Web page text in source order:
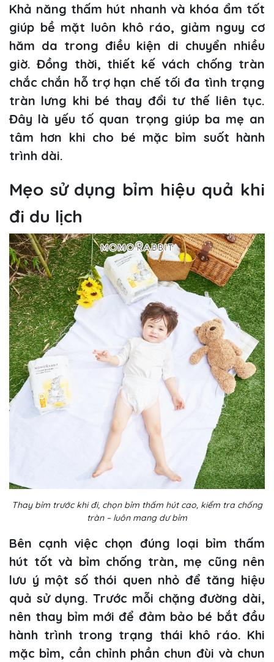
Khả năng thấm hút nhanh và khóa ẩm tốt
giúp bề mặt luôn khô ráo, giảm nguy cơ
hăm da trong điều kiện di chuyển nhiều
giờ. Đồng thời, thiết kế vách chống tràn
chắc chắn hỗ trợ hạn chế tối đa tình trạng
tràn lưng khi bé thay đổi tư thế liên tục.
Đây là yếu tố quan trọng giúp ba mẹ an
tâm hơn khi cho bé mặc bỉm suốt hành
trình dài.
Mẹo sử dụng bỉm hiệu quả khi
đi du lịch
Thay bỉm trước khi đi, chọn bỉm thấm hút cao, kiểm tra chống
tràn – luôn mang dư bỉm
Bên cạnh việc chọn đúng loại bỉm thấm
hút tốt và bỉm chống tràn, mẹ cũng nên
lưu ý một số thói quen nhỏ để tăng hiệu
quả sử dụng. Trước mỗi chặng đường dài,
nên thay bỉm mới để đảm bảo bé bắt đầu
hành trình trong trạng thái khô ráo. Khi
mặc bỉm, cần chỉnh phần chun đùi và chun